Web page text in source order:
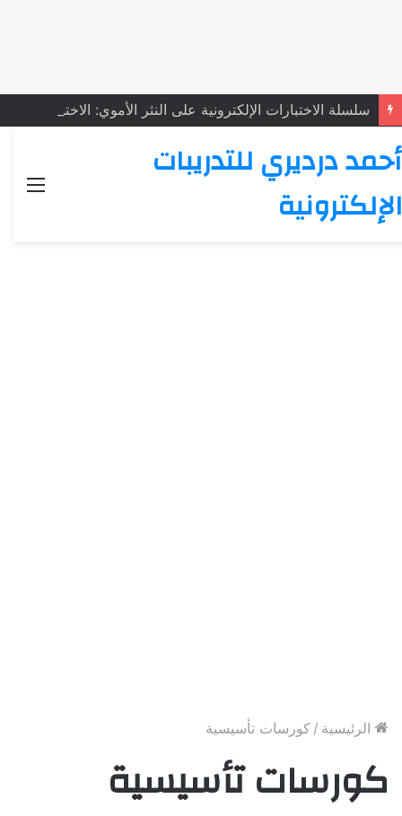
سلسلة الاختبارات الإلكترونية على النثر الأموي: الاختبار (4)
أحمد درديري للتدريبات
الإلكترونية
الرئيسية / كورسات تأسيسية
كورسات تأسيسية